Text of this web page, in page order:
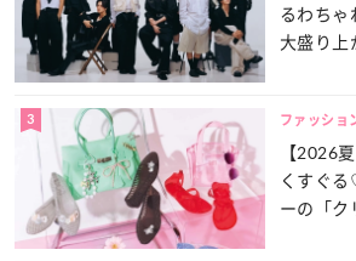
るわち
大盛り上
3 ファッショ
【2026
くすぐ
ーの「ク